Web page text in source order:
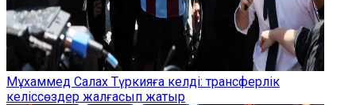
Мұхаммед Салах Түркияға келді: трансферлік
келіссөздер жалғасып жатыр